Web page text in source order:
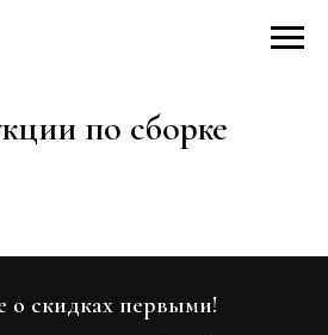
по сборке
о скидках первыми!